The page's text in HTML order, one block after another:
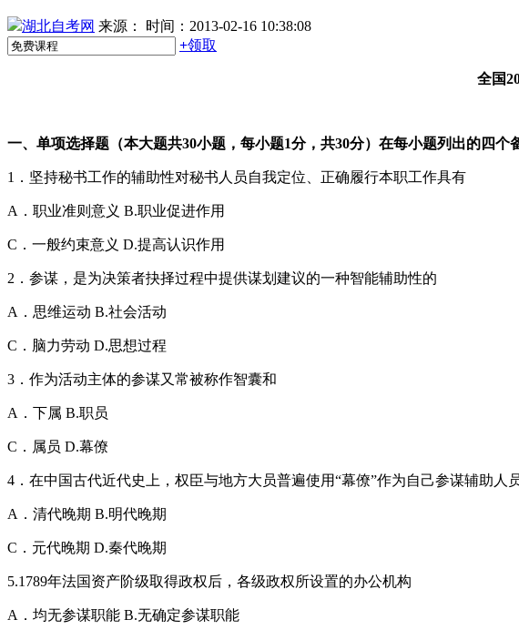
湖北自考网 来源：
时间：2013-02-16 10:38:08
+领取
全国
一、单项选择题（本大题共30小题，每小题1分，共30分） 在每小题列出的四个
1．坚持秘书工作的辅助性对秘书人员自我定位、正确履行本职工作具有
A．职业准则意义 B.职业促进作用
C．一般约束意义 D.提高认识作用
2．参谋，是为决策者抉择过程中提供谋划建议的一种智能辅助性的
A．思维运动 B.社会活动
C．脑力劳动 D.思想过程
3．作为活动主体的参谋又常被称作智囊和
A．下属 B.职员
C．属员 D.幕僚
4．在中国古代近代史上，权臣与地方大员普遍使用“幕僚”作为自己参谋辅助人
A．清代晚期 B.明代晚期
C．元代晚期 D.秦代晚期
5.1789年法国资产阶级取得政权后，各级政权所设置的办公机构
A．均无参谋职能 B.无确定参谋职能